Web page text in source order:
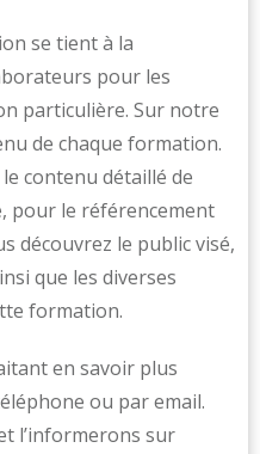
se tient à la
pour les
particulière. Sur notre
de chaque formation.
contenu détaillé de
pour le référencement
découvrez le public visé,
que les diverses
formation.
en savoir plus
ou par email.
l’informerons sur